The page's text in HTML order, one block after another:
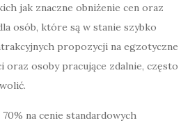
jak znaczne obniżenie cen oraz
osób, które są w stanie szybko
propozycji na egzotyczne
oraz osoby pracujące zdalnie, często
na cenie standardowych